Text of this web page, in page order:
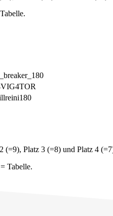
(=9), Platz 3 (=8) und Platz 4
Tabelle.